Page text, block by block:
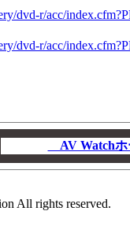
dvd-r/acc/
dvd-r/acc/
AV Watch
All rights reserved.